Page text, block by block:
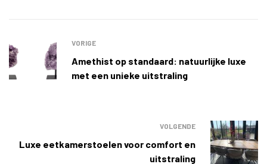
VORIGE
Amethist op standaard: natuurlijke luxe
met een unieke uitstraling
VOLGENDE
Luxe eetkamerstoelen voor comfort en
uitstraling